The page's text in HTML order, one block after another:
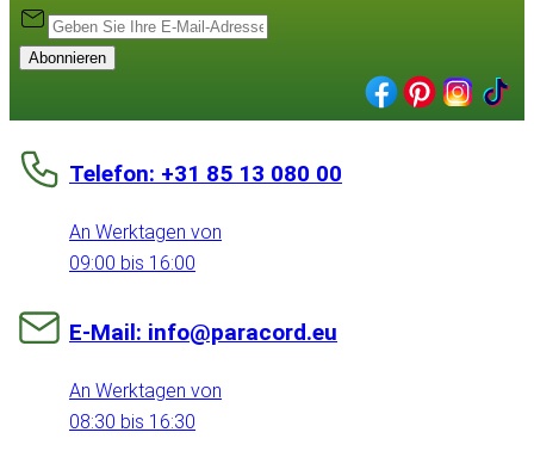
Abonnieren
Telefon: +31 85 13 080 00
An Werktagen von
09:00 bis 16:00
E-Mail: info@paracord.eu
An Werktagen von
08:30 bis 16:30